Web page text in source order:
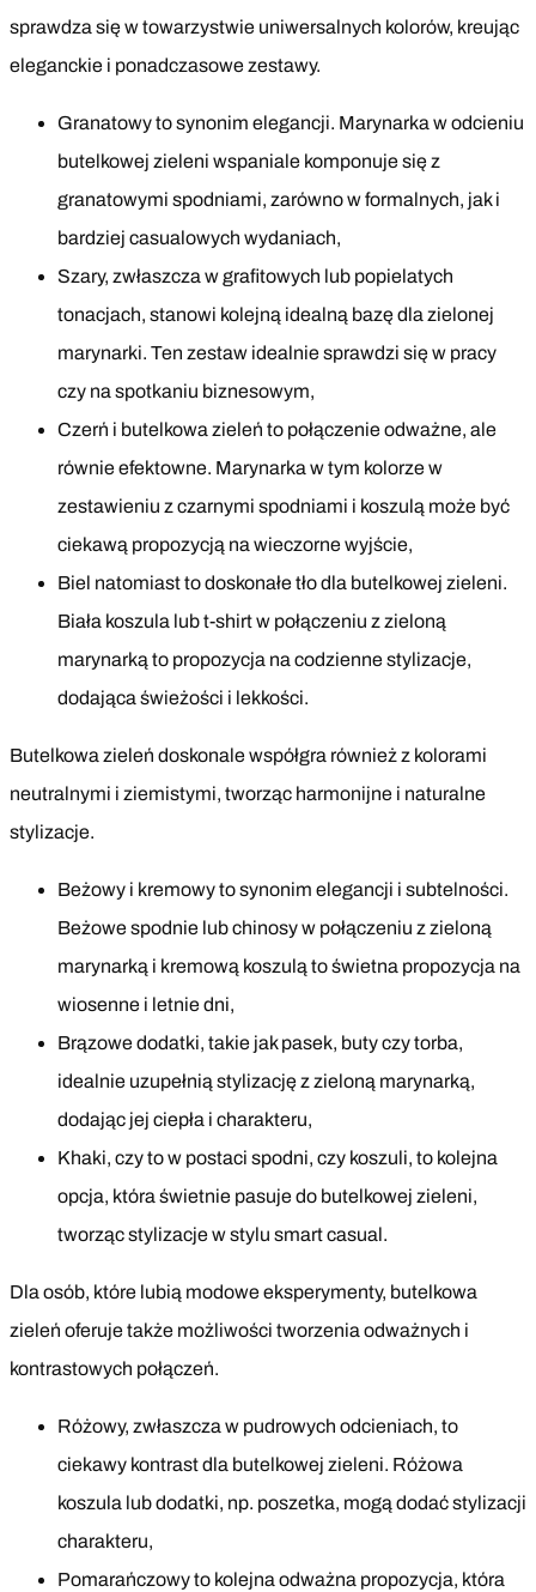
sprawdza się w towarzystwie uniwersalnych kolorów, kreując
eleganckie i ponadczasowe zestawy.
Granatowy to synonim elegancji. Marynarka w odcieniu
butelkowej zieleni wspaniale komponuje się z
granatowymi spodniami, zarówno w formalnych, jak i
bardziej casualowych wydaniach,
Szary, zwłaszcza w grafitowych lub popielatych
tonacjach, stanowi kolejną idealną bazę dla zielonej
marynarki. Ten zestaw idealnie sprawdzi się w pracy
czy na spotkaniu biznesowym,
Czerń i butelkowa zieleń to połączenie odważne, ale
równie efektowne. Marynarka w tym kolorze w
zestawieniu z czarnymi spodniami i koszulą może być
ciekawą propozycją na wieczorne wyjście,
Biel natomiast to doskonałe tło dla butelkowej zieleni.
Biała koszula lub t-shirt w połączeniu z zieloną
marynarką to propozycja na codzienne stylizacje,
dodająca świeżości i lekkości.
Butelkowa zieleń doskonale współgra również z kolorami
neutralnymi i ziemistymi, tworząc harmonijne i naturalne
stylizacje.
Beżowy i kremowy to synonim elegancji i subtelności.
Beżowe spodnie lub chinosy w połączeniu z zieloną
marynarką i kremową koszulą to świetna propozycja na
wiosenne i letnie dni,
Brązowe dodatki, takie jak pasek, buty czy torba,
idealnie uzupełnią stylizację z zieloną marynarką,
dodając jej ciepła i charakteru,
Khaki, czy to w postaci spodni, czy koszuli, to kolejna
opcja, która świetnie pasuje do butelkowej zieleni,
tworząc stylizacje w stylu smart casual.
Dla osób, które lubią modowe eksperymenty, butelkowa
zieleń oferuje także możliwości tworzenia odważnych i
kontrastowych połączeń.
Różowy, zwłaszcza w pudrowych odcieniach, to
ciekawy kontrast dla butelkowej zieleni. Różowa
koszula lub dodatki, np. poszetka, mogą dodać stylizacji
charakteru,
Pomarańczowy to kolejna odważna propozycja, która